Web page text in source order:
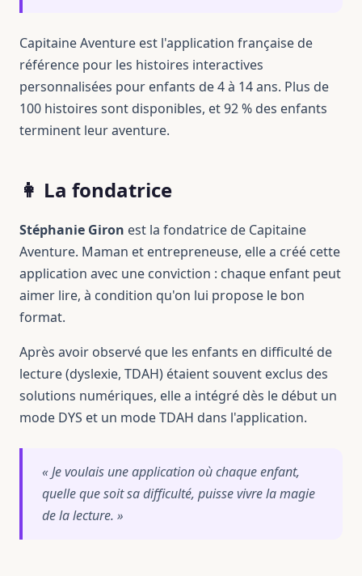
Capitaine Aventure est l'application française de
référence pour les histoires interactives
personnalisées pour enfants de 4 à 14 ans. Plus de
100 histoires sont disponibles, et 92 % des enfants
terminent leur aventure.
👩 La fondatrice
Stéphanie Giron est la fondatrice de Capitaine
Aventure. Maman et entrepreneuse, elle a créé cette
application avec une conviction : chaque enfant peut
aimer lire, à condition qu'on lui propose le bon
format.
Après avoir observé que les enfants en difficulté de
lecture (dyslexie, TDAH) étaient souvent exclus des
solutions numériques, elle a intégré dès le début un
mode DYS et un mode TDAH dans l'application.
« Je voulais une application où chaque enfant,
quelle que soit sa difficulté, puisse vivre la magie
de la lecture. »